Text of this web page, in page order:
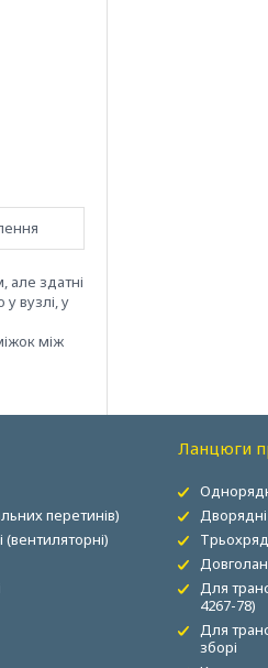
але здатні
вузлі, у
між
перетинів)
(вентиляторні)
Ланцюги
Для
4267-78)
Для
зборі